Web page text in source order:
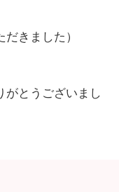
きました）
がとうございまし